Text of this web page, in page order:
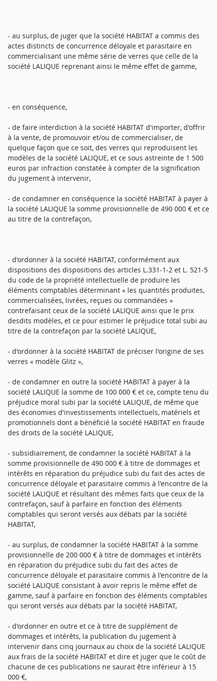
- au surplus, de juger que la société HABITAT a commis des
actes distincts de concurrence déloyale et parasitaire en
commercialisant une même série de verres que celle de la
société LALIQUE reprenant ainsi le même effet de gamme,
- en conséquence,
- de faire interdiction à la société HABITAT d'importer, d'offrir
à la vente, de promouvoir et/ou de commercialiser, de
quelque façon que ce soit, des verres qui reproduisent les
modèles de la société LALIQUE, et ce sous astreinte de 1 500
euros par infraction constatée à compter de la signification
du jugement à intervenir,
- de condamner en conséquence la société HABITAT à payer à
la société LALIQUE la somme provisionnelle de 490 000 € et ce
au titre de la contrefaçon,
- d'ordonner à la société HABITAT, conformément aux
dispositions des dispositions des articles L.331-1-2 et L. 521-5
du code de la propriété intellectuelle de produire les
éléments comptables déterminant « les quantités produites,
commercialisées, livrées, reçues ou commandées »
contrefaisant ceux de la société LALIQUE ainsi que le prix
desdits modèles, et ce pour estimer le préjudice total subi au
titre de la contrefaçon par la société LALIQUE,
- d'ordonner à la société HABITAT de préciser l'origine de ses
verres « modèle Glitz »,
- de condamner en outre la société HABITAT à payer à la
société LALIQUE la somme de 100 000 € et ce, compte tenu du
préjudice moral subi par la société LALIQUE, de même que
des économies d'investissements intellectuels, matériels et
promotionnels dont a bénéficié la société HABITAT en fraude
des droits de la société LALIQUE,
- subsidiairement, de condamner la société HABITAT à la
somme provisionnelle de 490 000 € à titre de dommages et
intérêts en réparation du préjudice subi du fait des actes de
concurrence déloyale et parasitaire commis à l'encontre de la
société LALIQUE et résultant des mêmes faits que ceux de la
contrefaçon, sauf à parfaire en fonction des éléments
comptables qui seront versés aux débats par la société
HABITAT,
- au surplus, de condamner la société HABITAT à la somme
provisionnelle de 200 000 € à titre de dommages et intérêts
en réparation du préjudice subi du fait des actes de
concurrence déloyale et parasitaire commis à l'encontre de la
société LALIQUE consistant à avoir repris le même effet de
gamme, sauf à parfaire en fonction des éléments comptables
qui seront versés aux débats par la société HABITAT,
- d'ordonner en outre et ce à titre de supplément de
dommages et intérêts, la publication du jugement à
intervenir dans cinq journaux au choix de la société LALIQUE
aux frais de la société HABITAT et dire et juger que le coût de
chacune de ces publications ne saurait être inférieur à 15
000 €,